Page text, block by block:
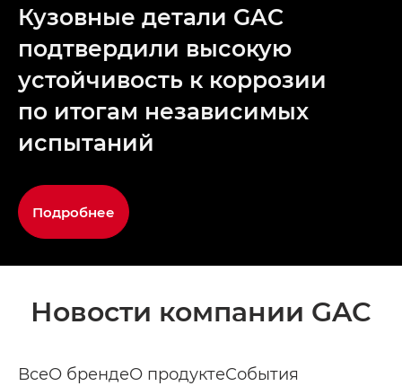
Кузовные детали GAC
подтвердили высокую
устойчивость к коррозии
по итогам независимых
испытаний
Подробнее
Новости компании GAC
ВсеО брендеО продуктеСобытия